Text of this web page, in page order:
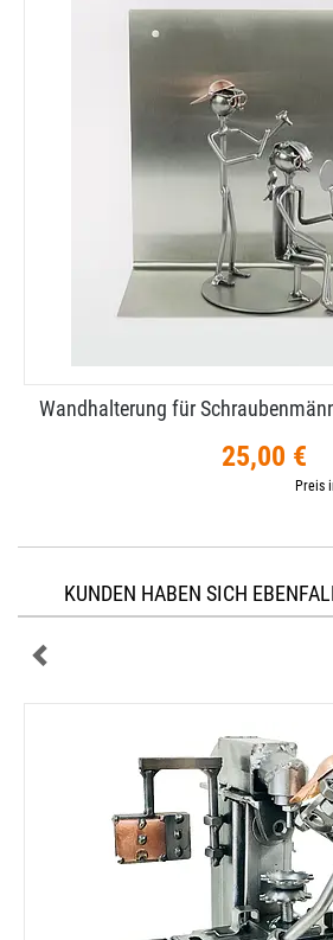
Wandhalterung für
25,00 €
Preis
KUNDEN HABEN SICH